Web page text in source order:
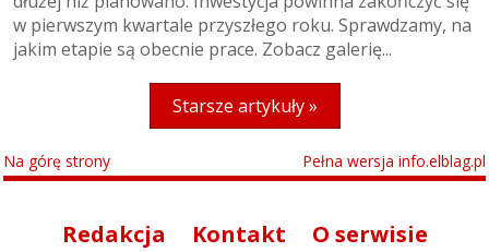
w pierwszym kwartale przyszłego roku. Sprawdzamy, na
jakim etapie są obecnie prace. Zobacz galerię...
Starsze artykuły »
Na górę strony Pełna wersja info.elblag.pl
Redakcja Kontakt
O serwisie